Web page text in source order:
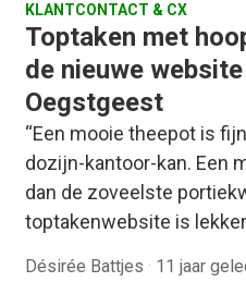
KLANTCONTACT & CX
Toptaken met
de nieuwe
Oegstgeest
“Een mooie theepot is
dozijn-kantoor-kan. Een
dan de zoveelste
toptakenwebsite is
Désirée Battjes · 11 jaar